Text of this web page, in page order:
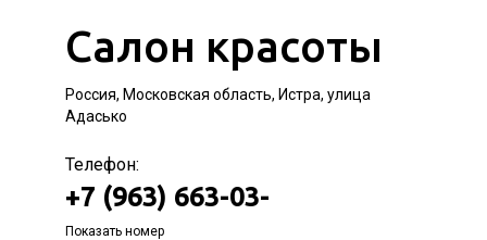
Салон красоты
Россия, Московская область, Истра, улица
Адасько
Телефон:
+7 (963) 663-03-
Показать номер